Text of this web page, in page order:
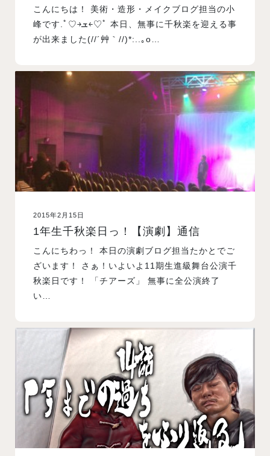
こんにちは！ 美術・造形・メイクブログ担当の小
峰です.ﾟ♡￫ܫ￩♡ﾟ 本日、無事に千秋楽を迎える事
が出来ました(//´艸｀//)*:..｡o…
2015年2月15日
1年生千秋楽日っ！【演劇】通信
こんにちわっ！ 本日の演劇ブログ担当たかとでご
ざいます！ さぁ！いよいよ11期生進級舞台公演千
秋楽日です！ 「チアーズ」 無事に全公演終了
い…